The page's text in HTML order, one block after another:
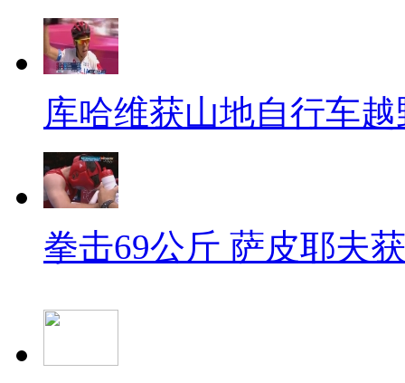
库哈维获山地自行车
拳击69公斤 萨皮耶夫